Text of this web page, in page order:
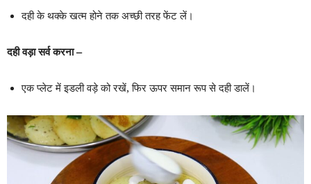
दही के थक्के खत्म होने तक अच्छी तरह फेंट लें।
दही वड़ा सर्व करना –
एक प्लेट में इडली वड़े को रखें, फिर ऊपर समान रूप से दही डालें।